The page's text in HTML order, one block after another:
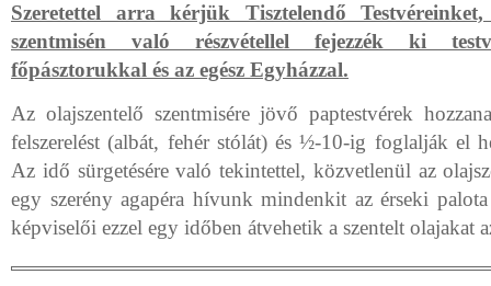
Szeretettel arra kérjük Tisztelendő
szentmisén való részvétellel fejezzék ki
főpásztorukkal és az egész Egyházzal.
Az olajszentelő szentmisére jövő paptestvérek
felszerelést (albát, fehér stólát) és ½-10-ig foglalják el
Az idő sürgetésére való tekintettel, közvetlenül az
egy szerény agapéra hívunk mindenkit az érseki
képviselői ezzel egy időben átvehetik a szentelt olajakat